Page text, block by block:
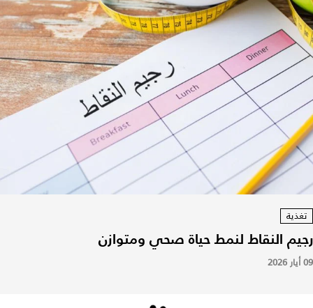
تغذية
رجيم النقاط لنمط حياة صحي ومتوازن
09 أيار 2026